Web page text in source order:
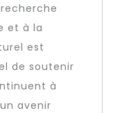
et à la
est
de soutenir
à
avenir